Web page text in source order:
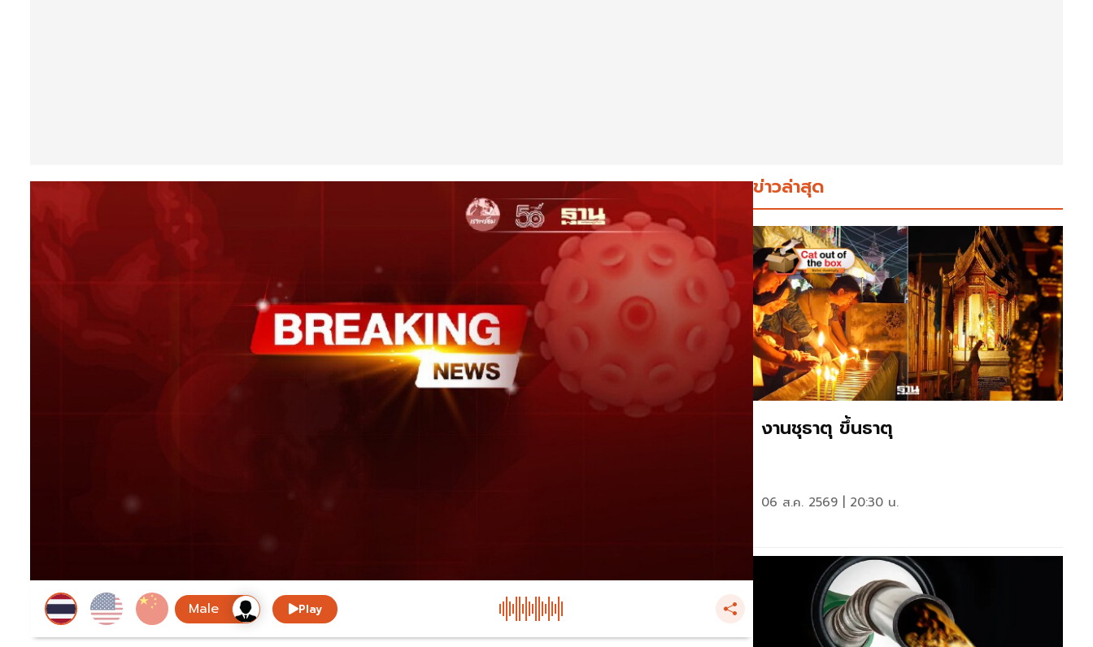
Play
ข่าวล่าสุด
งานชุธาตุ ขึ้นธาตุ
06 ส.ค. 2569 | 20:30 น.